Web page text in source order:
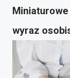
wyraz